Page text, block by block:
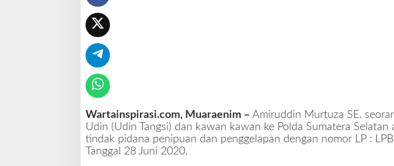
i
a
n
s
Wartainspirasi.com, Muaraenim – Amiruddin Murtuza SE.
Udin (Udin Tangsi) dan kawan kawan ke Polda Sumatera Selatan
tindak pidana penipuan dan penggelapan dengan nomor LP :
Tanggal 28 Juni 2020.